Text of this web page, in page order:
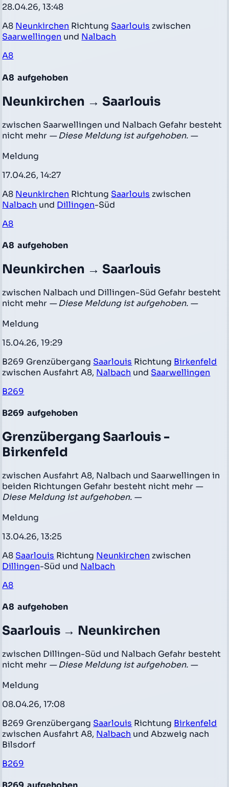
28.04.26, 13:48
A8 Neunkirchen Richtung Saarlouis zwischen
Saarwellingen und Nalbach
A8
A8 aufgehoben
Neunkirchen → Saarlouis
zwischen Saarwellingen und Nalbach Gefahr besteht
nicht mehr — Diese Meldung ist aufgehoben. —
Meldung
17.04.26, 14:27
A8 Neunkirchen Richtung Saarlouis zwischen
Nalbach und Dillingen-Süd
A8
A8 aufgehoben
Neunkirchen → Saarlouis
zwischen Nalbach und Dillingen-Süd Gefahr besteht
nicht mehr — Diese Meldung ist aufgehoben. —
Meldung
15.04.26, 19:29
B269 Grenzübergang Saarlouis Richtung Birkenfeld
zwischen Ausfahrt A8, Nalbach und Saarwellingen
B269
B269 aufgehoben
Grenzübergang Saarlouis -
Birkenfeld
zwischen Ausfahrt A8, Nalbach und Saarwellingen in
beiden Richtungen Gefahr besteht nicht mehr —
Diese Meldung ist aufgehoben. —
Meldung
13.04.26, 13:25
A8 Saarlouis Richtung Neunkirchen zwischen
Dillingen-Süd und Nalbach
A8
A8 aufgehoben
Saarlouis → Neunkirchen
zwischen Dillingen-Süd und Nalbach Gefahr besteht
nicht mehr — Diese Meldung ist aufgehoben. —
Meldung
08.04.26, 17:08
B269 Grenzübergang Saarlouis Richtung Birkenfeld
zwischen Ausfahrt A8, Nalbach und Abzweig nach
Bilsdorf
B269